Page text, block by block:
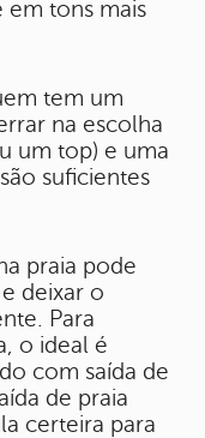
em tons mais
tem um
na escolha
um top) e uma
suficientes
praia pode
deixar o
Para
o ideal é
com saída de
de praia
certeira para